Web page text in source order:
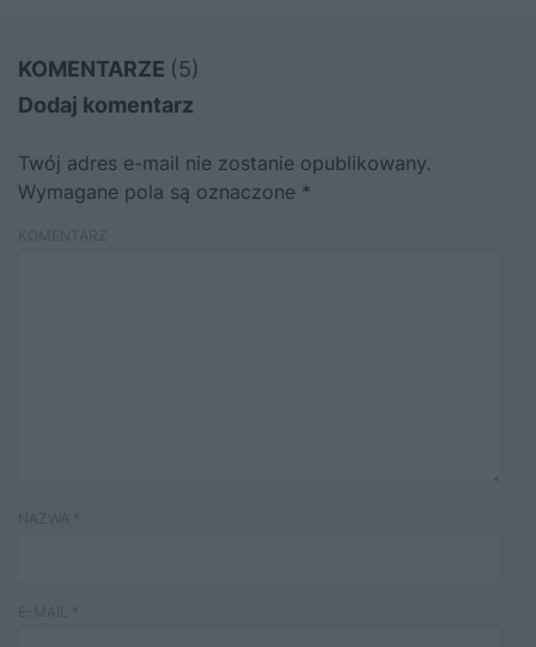
KOMENTARZE (5)
Dodaj komentarz
Twój adres e-mail nie zostanie opublikowany.
Wymagane pola są oznaczone *